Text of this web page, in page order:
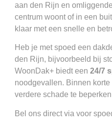
aan den Rijn en
centrum woont of in een
klaar met een snelle en
Heb je met spoed een
den Rijn, bijvoorbeeld bij
WoonDak+ biedt een 24/7
noodgevallen. Binnen
verdere schade te
Bel ons direct via voor